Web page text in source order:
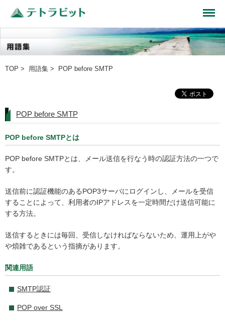
TOP > 用語集 > POP before SMTP
POP before SMTP
POP before SMTPとは
POP before SMTPとは、メール送信を行なう時の認証方法の一つで
す。
送信前に認証機能のあるPOP3サーバにログインし、メールを受信
することによって、利用者のIPアドレスを一定時間だけ送信可能に
する方法。
送信するときには毎回、受信しなければならないため、運用上がや
や煩雑であるという指摘があります。
関連用語
SMTP認証
POP over SSL